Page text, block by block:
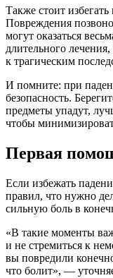
Также стоит
Повреждения
могут оказаться
длительного
к трагическим
И помните: при
безопасность.
предметы упадут,
чтобы
Первая
Если избежать
правил, что нужно
сильную боль в
«В такие моменты
и не стремиться к
вы повредили
что болит», —